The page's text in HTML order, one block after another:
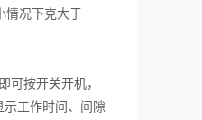
情况下克大于
按开关开机，
工作时间、间隙